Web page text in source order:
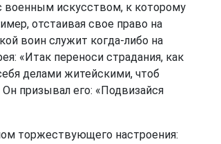
военным искусством, к которому
отстаивая свое право на
воин служит когда-либо на
«Итак переноси страдания, как
делами житейскими, чтоб
Он призывал его: «Подвизайся
торжествующего настроения: